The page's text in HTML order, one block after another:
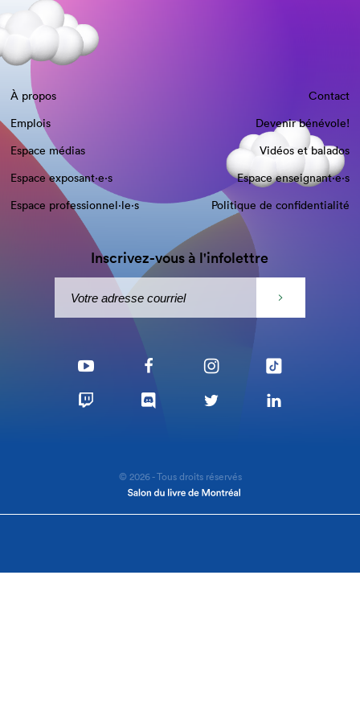
À propos
Contact
Emplois
Devenir bénévole!
Espace médias
Vidéos et balados
Espace exposant·e⋅s
Espace enseignant·e⋅s
Espace professionnel·le⋅s
Politique de confidentialité
Inscrivez-vous à l'infolettre
© 2026 - Tous droits réservés